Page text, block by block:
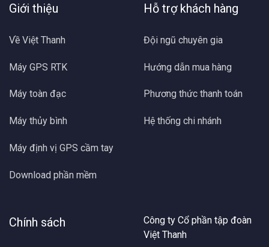
Giới thiệu
Về Việt Thanh
Máy GPS RTK
Máy toàn đạc
Máy thủy bình
Máy định vị GPS cầm tay
Download phần mềm
Hỗ trợ khách hàng
Đội ngũ chuyên gia
Hướng dẫn mua hàng
Phương thức thanh toán
Hệ thống chi nhánh
Chính sách
Công ty Cổ phần tập đoàn
Việt Thanh